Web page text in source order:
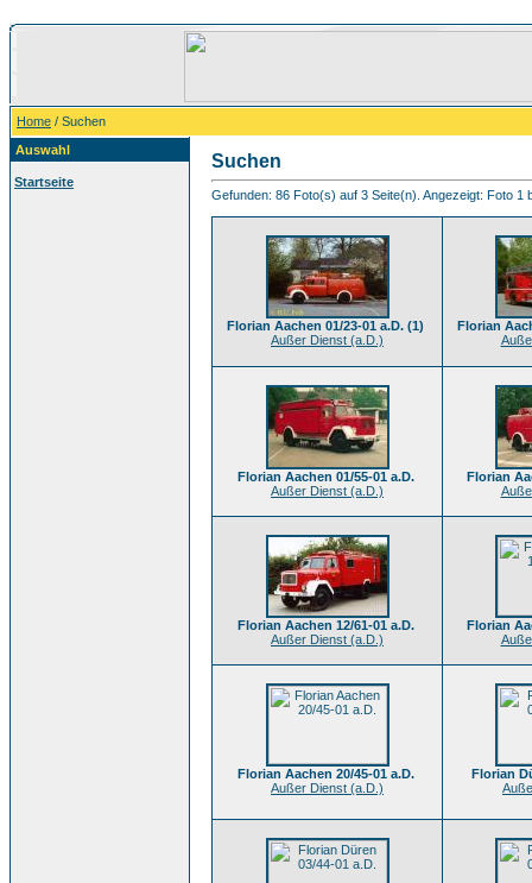
Home / Suchen
Auswahl
Startseite
Suchen
Gefunden: 86 Foto(s) auf 3 Seite(n). Angezeigt: Foto 1
Florian Aachen 01/23-01 a.D. (1)
Außer Dienst (a.D.)
Florian
Florian Aachen 01/55-01 a.D.
Außer Dienst (a.D.)
Florian
Florian Aachen 12/61-01 a.D.
Außer Dienst (a.D.)
Florian
Florian Aachen 20/45-01 a.D.
Außer Dienst (a.D.)
Florian